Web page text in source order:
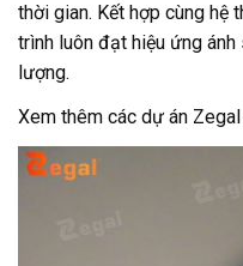
thời gian. Kết hợp cùng hệ
trình luôn đạt hiệu ứng
lượng.
Xem thêm các dự án